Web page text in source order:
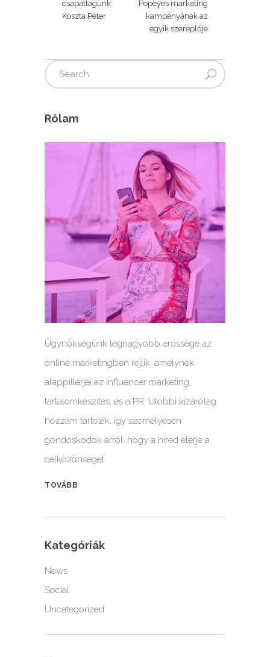
csapattagunk:
Koszta Péter
Popeyes marketing
kampányának az
egyik szereplője
Rólam
Ügynökségünk legnagyobb erőssége az
online marketingben rejlik, amelynek
alappillérjei az Influencer marketing,
tartalomkészítés, és a PR. Utóbbi kizárólag
hozzám tartozik, így személyesen
gondoskodok arról, hogy a híred elérje a
célközönséget.
TOVÁBB
Kategóriák
News
Social
Uncategorized